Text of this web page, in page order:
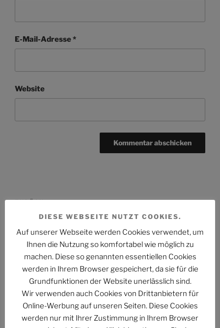
E-Mail-Adresse*
Website
Beitragsnavigation
Vorheriger
Beitrag
ZURÜCK
Mitglied der USS EUROPE
Nächster
Federation Con III
Folge uns im Fediverse
DIESE WEBSEITE NUTZT COOKIES.
Auf unserer Webseite werden Cookies verwendet, um
Ihnen die Nutzung so komfortabel wie möglich zu
machen. Diese so genannten essentiellen Cookies
werden in Ihrem Browser gespeichert, da sie für die
Grundfunktionen der Website unerlässlich sind.
Wir verwenden auch Cookies von Drittanbietern für
Online-Werbung auf unseren Seiten. Diese Cookies
werden nur mit Ihrer Zustimmung in Ihrem Browser